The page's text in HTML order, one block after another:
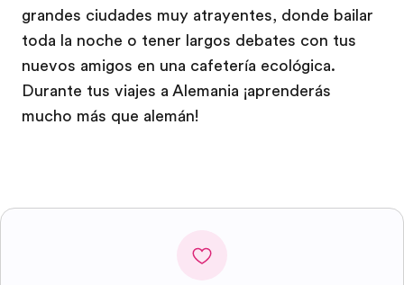
grandes ciudades muy atrayentes, donde bailar
toda la noche o tener largos debates con tus
nuevos amigos en una cafetería ecológica.
Durante tus viajes a Alemania ¡aprenderás
mucho más que alemán!